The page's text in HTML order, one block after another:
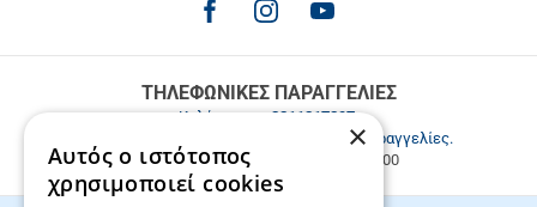
άνω
ΤΗΛΕΦΩΝΙΚΕΣ ΠΑΡΑΓΓΕΛΙΕΣ
Καλέστε μας2811217297.
Εξυπηρέτηση πελατών & τηλεφωνικές παραγγελίες.
Δευ. - Παρ. 9:00-17:00, Σάβ. 9:00-15:00
×
Αυτός ο ιστότοπος
χρησιμοποιεί cookies